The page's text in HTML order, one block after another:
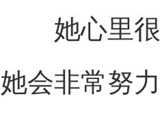
她心里很
她会非常努